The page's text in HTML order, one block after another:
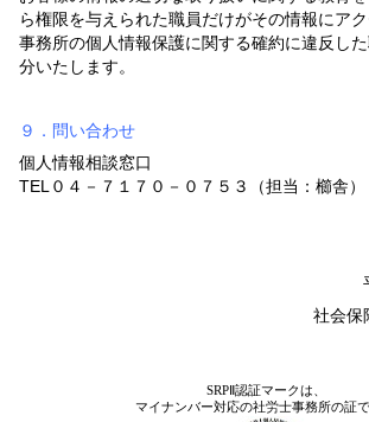
ら権限を与えられた職員だけがその情報にア
事務所の個人情報保護に関する確約に違反し
分いたします。
９．問い合わせ
個人情報相談窓口
TEL０４－７１７０－０７５３（担当：櫛舎）
社会保
SRPⅡ認証マークは、
マイナンバー対応の社労士事務所の証で